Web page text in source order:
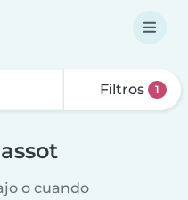
Filtros 1
o cuando